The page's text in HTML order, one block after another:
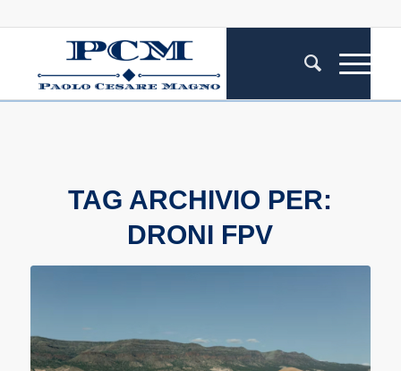
TAG ARCHIVIO PER:
DRONI FPV